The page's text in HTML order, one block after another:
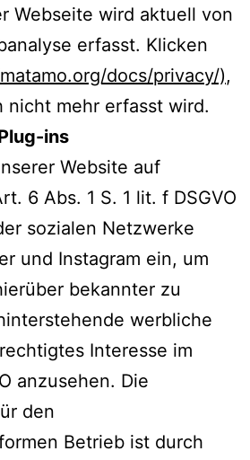
Webseite wird aktuell von
erfasst. Klicken
docs/privacy/),
nicht mehr erfasst wird.
ins
Website auf
6 Abs. 1 S. 1 lit. f DSGVO
sozialen Netzwerke
und Instagram ein, um
bekannter zu
werbliche
Interesse im
anzusehen. Die
den
Betrieb ist durch